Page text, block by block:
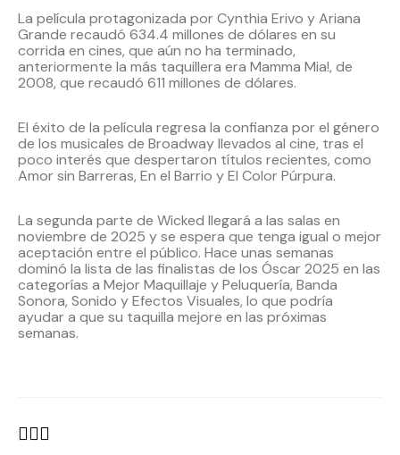
La película protagonizada por Cynthia Erivo y Ariana
Grande recaudó 634.4 millones de dólares en su
corrida en cines, que aún no ha terminado,
anteriormente la más taquillera era Mamma Mia!, de
2008, que recaudó 611 millones de dólares.
El éxito de la película regresa la confianza por el género
de los musicales de Broadway llevados al cine, tras el
poco interés que despertaron títulos recientes, como
Amor sin Barreras, En el Barrio y El Color Púrpura.
La segunda parte de Wicked llegará a las salas en
noviembre de 2025 y se espera que tenga igual o mejor
aceptación entre el público. Hace unas semanas
dominó la lista de las finalistas de los Óscar 2025 en las
categorías a Mejor Maquillaje y Peluquería, Banda
Sonora, Sonido y Efectos Visuales, lo que podría
ayudar a que su taquilla mejore en las próximas
semanas.